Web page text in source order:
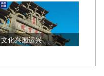
文化兴国运兴